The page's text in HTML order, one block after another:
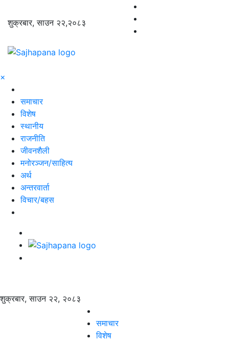
शुक्रबार, साउन २२,२०८३
×
समाचार
विशेष
स्थानीय
राजनीति
जीवनशैली
मनोरञ्जन/साहित्य
अर्थ
अन्तरवार्ता
विचार/बहस
शुक्रबार, साउन २२, २०८३
समाचार
विशेष